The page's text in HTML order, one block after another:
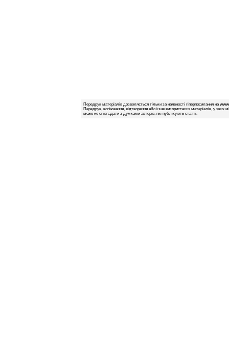
Передрук матеріалів дозволяється тільки за наявності гіперпосилання на
Передрук, копіювання, відтворення або інше використання матеріалів, у яких
може не співпадати з думками авторів, які публікують статті.